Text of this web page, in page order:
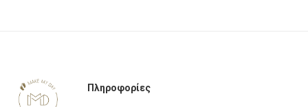
Πληροφορίες